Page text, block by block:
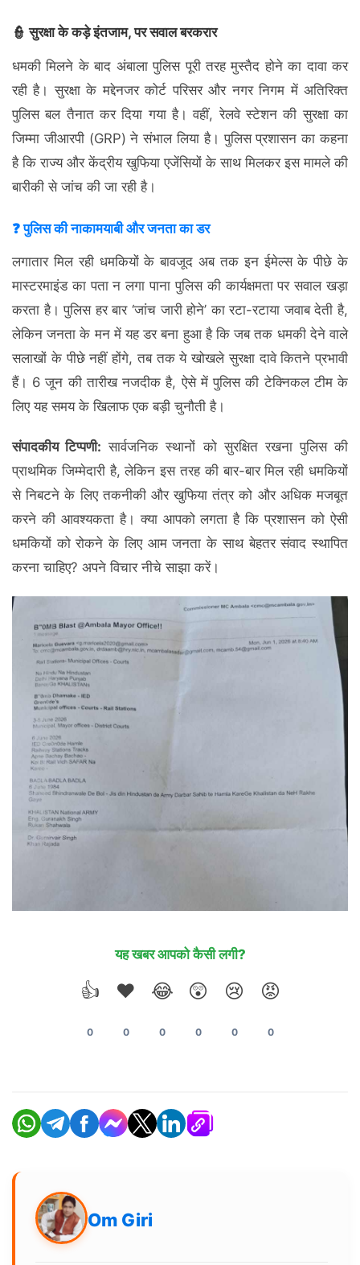
👮 सुरक्षा के कड़े इंतजाम, पर सवाल बरकरार
धमकी मिलने के बाद अंबाला पुलिस पूरी तरह मुस्तैद होने का दावा कर
रही है। सुरक्षा के मद्देनजर कोर्ट परिसर और नगर निगम में अतिरिक्त
पुलिस बल तैनात कर दिया गया है। वहीं, रेलवे स्टेशन की सुरक्षा का
जिम्मा जीआरपी (GRP) ने संभाल लिया है। पुलिस प्रशासन का कहना
है कि राज्य और केंद्रीय खुफिया एजेंसियों के साथ मिलकर इस मामले की
बारीकी से जांच की जा रही है।
❓ पुलिस की नाकामयाबी और जनता का डर
लगातार मिल रही धमकियों के बावजूद अब तक इन ईमेल्स के पीछे के
मास्टरमाइंड का पता न लगा पाना पुलिस की कार्यक्षमता पर सवाल खड़ा
करता है। पुलिस हर बार ‘जांच जारी होने’ का रटा-रटाया जवाब देती है,
लेकिन जनता के मन में यह डर बना हुआ है कि जब तक धमकी देने वाले
सलाखों के पीछे नहीं होंगे, तब तक ये खोखले सुरक्षा दावे कितने प्रभावी
हैं। 6 जून की तारीख नजदीक है, ऐसे में पुलिस की टेक्निकल टीम के
लिए यह समय के खिलाफ एक बड़ी चुनौती है।
संपादकीय टिप्पणी: सार्वजनिक स्थानों को सुरक्षित रखना पुलिस की
प्राथमिक जिम्मेदारी है, लेकिन इस तरह की बार-बार मिल रही धमकियों
से निबटने के लिए तकनीकी और खुफिया तंत्र को और अधिक मजबूत
करने की आवश्यकता है। क्या आपको लगता है कि प्रशासन को ऐसी
धमकियों को रोकने के लिए आम जनता के साथ बेहतर संवाद स्थापित
करना चाहिए? अपने विचार नीचे साझा करें।
यह खबर आपको कैसी लगी?
👍
0
❤️
0
😂
0
😲
0
😢
0
😡
0
Om Giri